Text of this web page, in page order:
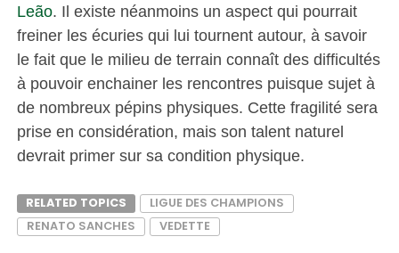
Leão. Il existe néanmoins un aspect qui pourrait
freiner les écuries qui lui tournent autour, à savoir
le fait que le milieu de terrain connaît des difficultés
à pouvoir enchainer les rencontres puisque sujet à
de nombreux pépins physiques. Cette fragilité sera
prise en considération, mais son talent naturel
devrait primer sur sa condition physique.
RELATED TOPICS
LIGUE DES CHAMPIONS
RENATO SANCHES
VEDETTE